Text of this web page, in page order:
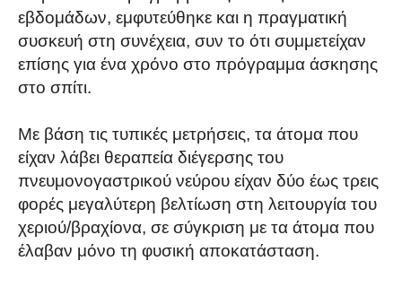
εβδομάδων, εμφυτεύθηκε και η πραγματική
συσκευή στη συνέχεια, συν το ότι συμμετείχαν
επίσης για ένα χρόνο στο πρόγραμμα άσκησης
στο σπίτι.
Με βάση τις τυπικές μετρήσεις, τα άτομα που
είχαν λάβει θεραπεία διέγερσης του
πνευμονογαστρικού νεύρου είχαν δύο έως τρεις
φορές μεγαλύτερη βελτίωση στη λειτουργία του
χεριού/βραχίονα, σε σύγκριση με τα άτομα που
έλαβαν μόνο τη φυσική αποκατάσταση.